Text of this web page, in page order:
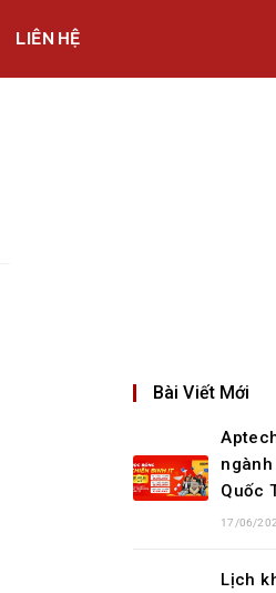
LIÊN HỆ
Bài Viết Mới
Quốc
17/06/
Lịch